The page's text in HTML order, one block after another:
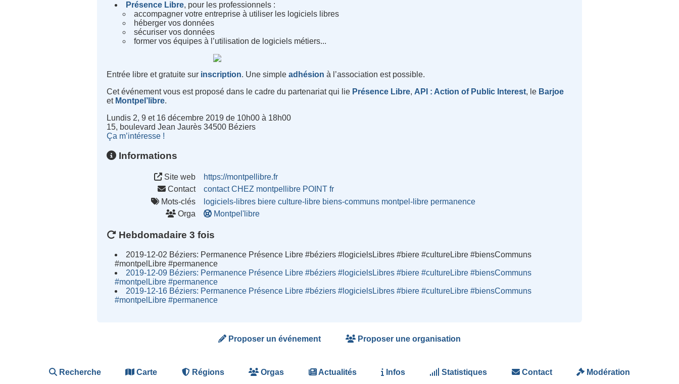
Présence Libre, pour les professionnels :
accompagner votre entreprise à utiliser les logiciels libres
héberger vos données
sécuriser vos données
former vos équipes à l’utilisation de logiciels métiers...
Entrée libre et gratuite sur inscription. Une simpleadhésion à l’association est possible.
Cet événement vous est proposé dans le cadre du partenariat qui lie Présence Libre, API : Action of Public Interest, le Barjoe
et Montpel’libre.
Lundis 2, 9 et 16 décembre 2019 de 10h00 à 18h00
15, boulevard Jean Jaurès 34500 Béziers
Ça m’intéresse !
Informations
Site web
https://montpellibre.fr
Contact
contact CHEZ montpellibre POINT fr
Mots-clés
logiciels-libres biere culture-libre biens-communs montpel-libre permanence
Orga
Montpel'libre
Hebdomadaire 3 fois
2019-12-02 Béziers: Permanence Présence Libre #béziers #logicielsLibres #biere #cultureLibre #biensCommuns
#montpelLibre #permanence
2019-12-09 Béziers: Permanence Présence Libre #béziers #logicielsLibres #biere #cultureLibre #biensCommuns
#montpelLibre #permanence
2019-12-16 Béziers: Permanence Présence Libre #béziers #logicielsLibres #biere #cultureLibre #biensCommuns
#montpelLibre #permanence
Proposer un événement Proposer une organisation
Recherche Carte Régions Orgas Actualités Infos Statistiques Contact Modération